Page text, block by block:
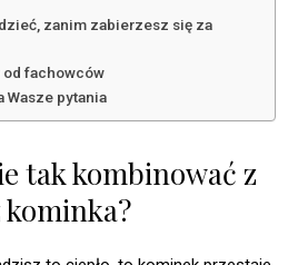
zanim zabierzesz się za
od fachowców
Wasze pytania
tak kombinować z
kominka?